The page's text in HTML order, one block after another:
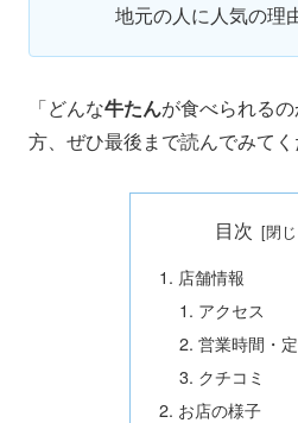
地元の人に人気の理
「どんな牛たんが食べられる
方、ぜひ最後まで読んでみて
目次
店舗情報
アクセス
営業時間・
クチコミ
お店の様子